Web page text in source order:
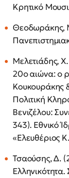
Κρητικό
Θεοδωράκης,
Μελετιάδης,
20ο αιώνα: ο
Κουκουράκης
Πολιτική
Βενιζέλου:
343). Εθνικό
«Ελευθέριος
Τσαούσης, Δ.